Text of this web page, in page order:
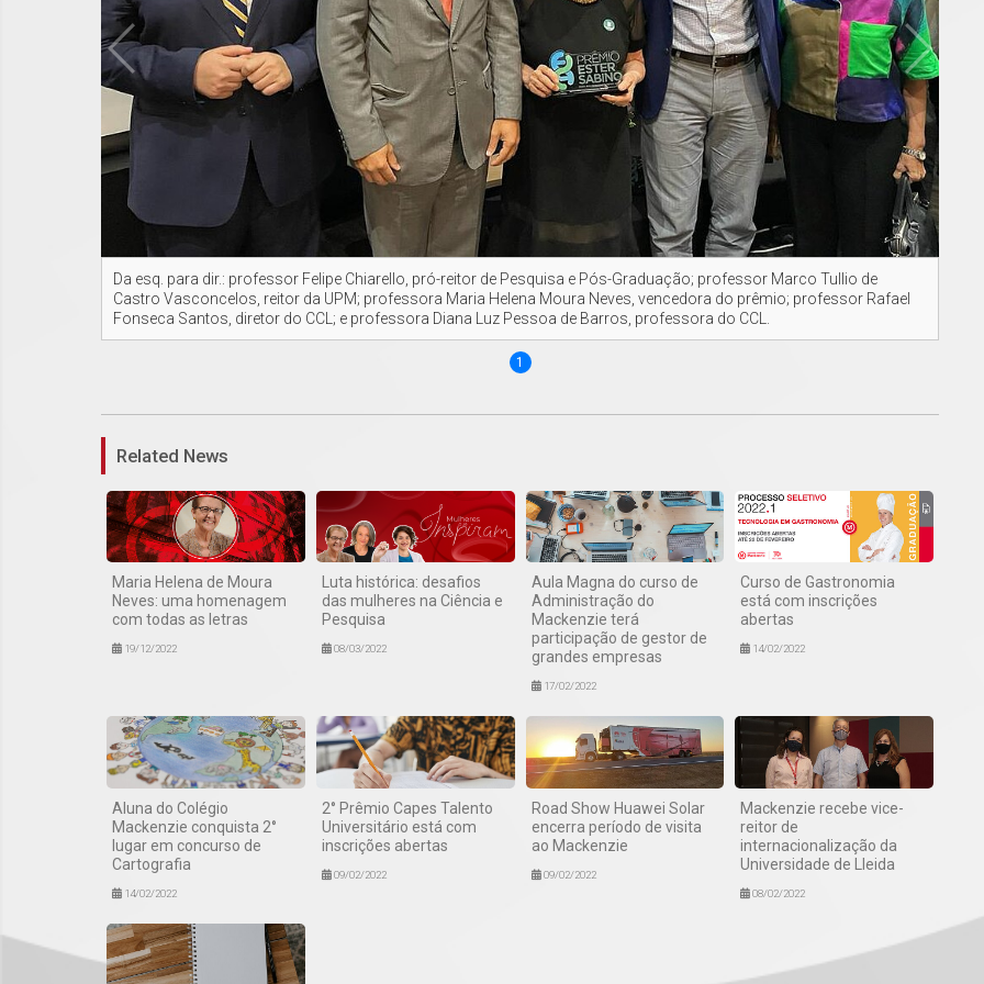
Da esq. para dir.: professor Felipe Chiarello, pró-reitor de Pesquisa e Pós-Graduação; professor Marco Tullio de
Castro Vasconcelos, reitor da UPM; professora Maria Helena Moura Neves, vencedora do prêmio; professor Rafael
Fonseca Santos, diretor do CCL; e professora Diana Luz Pessoa de Barros, professora do CCL.
1
Related News
Maria Helena de Moura
Neves: uma homenagem
com todas as letras
19/12/2022
Luta histórica: desafios
das mulheres na Ciência e
Pesquisa
08/03/2022
Aula Magna do curso de
Administração do
Mackenzie terá
participação de gestor de
grandes empresas
17/02/2022
Curso de Gastronomia
está com inscrições
abertas
14/02/2022
Aluna do Colégio
Mackenzie conquista 2°
lugar em concurso de
Cartografia
14/02/2022
2° Prêmio Capes Talento
Universitário está com
inscrições abertas
09/02/2022
Road Show Huawei Solar
encerra período de visita
ao Mackenzie
09/02/2022
Mackenzie recebe vice-
reitor de
internacionalização da
Universidade de Lleida
08/02/2022